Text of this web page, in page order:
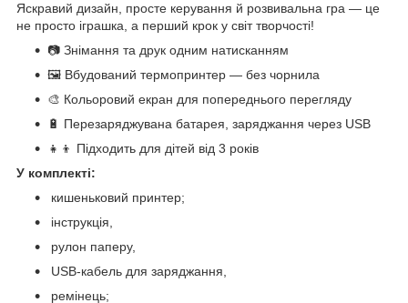
Яскравий дизайн, просте керування й розвивальна гра — це
не просто іграшка, а перший крок у світ творчості!
📷 Знімання та друк одним натисканням
🖼 Вбудований термопринтер — без чорнила
🎨 Кольоровий екран для попереднього перегляду
🔋 Перезаряджувана батарея, заряджання через USB
👧👦 Підходить для дітей від 3 років
У комплекті:
кишеньковий принтер;
інструкція,
рулон паперу,
USB-кабель для заряджання,
ремінець;